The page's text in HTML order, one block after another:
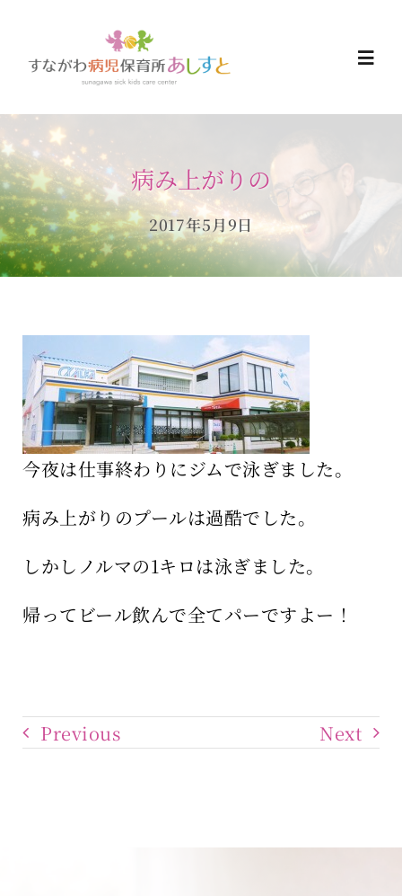
content
HOME
お知らせ
ご予約について
当日の過ごし方
保育所のご案内
病み上がりの
2017年5月9日
今夜は仕事終わりにジムで泳ぎました。
病み上がりのプールは過酷でした。
しかしノルマの1キロは泳ぎました。
帰ってビール飲んで全てパーですよー！
Previous Next